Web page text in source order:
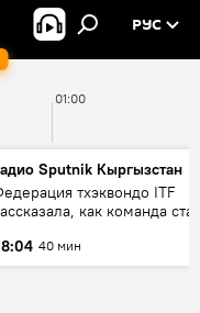
РУС
01:00
Sputnik Кыргызстан
тхэквондо ITF
как команда
40 мин